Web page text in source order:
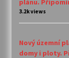
plánu.
3.2k views
Nový územní
domy i ploty.